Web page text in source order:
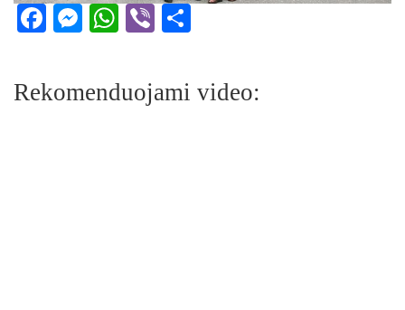
Facebook
Messenger
WhatsApp
Viber
Rekomenduojami video: